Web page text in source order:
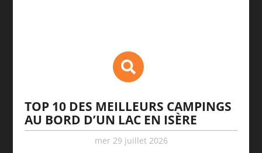
TOP 10 DES MEILLEURS CAMPINGS
AU BORD D’UN LAC EN ISÈRE
mer 29 juillet 2026